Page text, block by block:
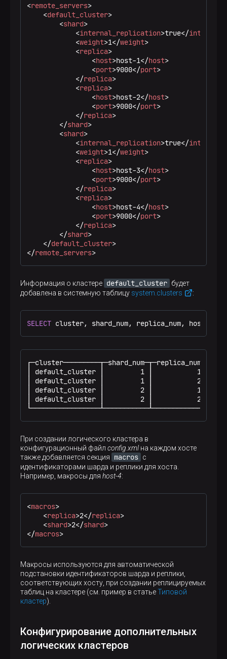
<remote_servers>
<default_cluster>
<shard>
<internal_replication>true</
<weight>1</weight>
<replica>
<host>host-1</host>
<port>9000</port>
</replica>
<replica>
<host>host-2</host>
<port>9000</port>
</replica>
</shard>
<shard>
<internal_replication>true</
<weight>1</weight>
<replica>
<host>host-3</host>
<port>9000</port>
</replica>
<replica>
<host>host-4</host>
<port>9000</port>
</replica>
</shard>
</default_cluster>
</remote_servers>
Информация о кластере default_cluster будет
добавлена в системную таблицу system.clusters :
SELECT cluster, shard_num, replica_num,
│ default_cluster │         1 │           1 │
│ default_cluster │         1 │           2 │
│ default_cluster │         2 │           1 │
│ default_cluster │         2 │           2 │
При создании логического кластера в
конфигурационный файл config.xml на каждом хосте
также добавляется секция macros с
идентификаторами шарда и реплики для хоста.
Например, макросы для host-4:
<macros>
<replica>2</replica>
<shard>2</shard>
</macros>
Макросы используются для автоматической
подстановки идентификаторов шарда и реплики,
соответствующих хосту, при создании реплицируемых
таблиц на кластере (см. пример в статьеТиповой
кластер).
Конфигурирование дополнительных
логических кластеров